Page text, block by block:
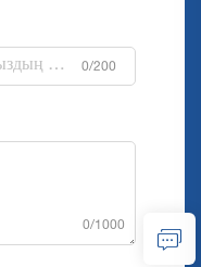
0/200
0/1000